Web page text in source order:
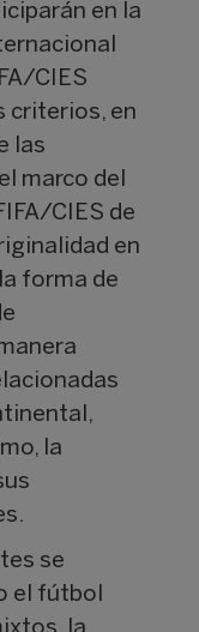
en la
CIES
criterios, en
las
marco del
CIES de
en
forma de
la
se
el fútbol